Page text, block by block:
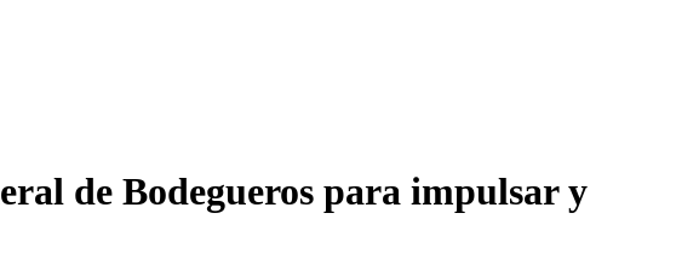
de Bodegueros para impulsar y